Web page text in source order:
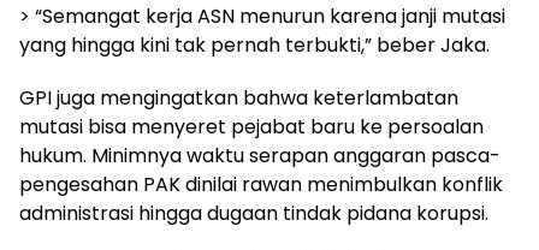
> “Semangat kerja ASN menurun karena janji mutasi
yang hingga kini tak pernah terbukti,” beber Jaka.
GPI juga mengingatkan bahwa keterlambatan
mutasi bisa menyeret pejabat baru ke persoalan
hukum. Minimnya waktu serapan anggaran pasca-
pengesahan PAK dinilai rawan menimbulkan konflik
administrasi hingga dugaan tindak pidana korupsi.